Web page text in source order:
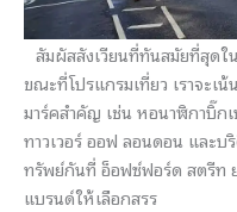
สัมผัสสังเวียนที่ทันสมัยที่สุดใ
ขณะที่โปรแกรมเที่ยว เราจะ
มาร์คสำคัญ เช่น หอนาฬิกาบิ๊ก
ทาวเวอร์ ออฟ ลอนดอน และบ
ทรัพย์กันที่ อ็อฟซ์ฟอร์ด สตรีท
แบรนด์ให้เลือกสรร